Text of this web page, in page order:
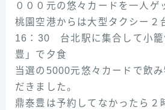
０００元の悠々カードを一人ゲ
桃園空港からは大型タクシー２
16：30 台北駅に集合して小籠
豊」で夕食
当選の5000元悠々カードで飲
だきました。
鼎泰豊は予約してなかったら２